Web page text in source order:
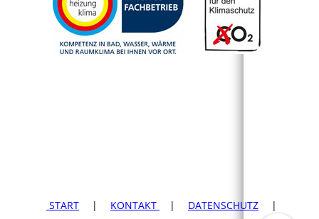
START | KONTAKT | DATENSCHUTZ |